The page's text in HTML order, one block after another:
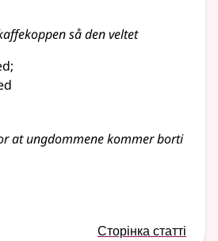
så den veltet
;
at ungdommene kommer borti
Сторінка статті